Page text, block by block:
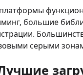
большие
серыми